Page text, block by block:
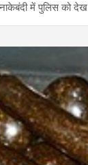
नाकेबंदी में पुलिस को